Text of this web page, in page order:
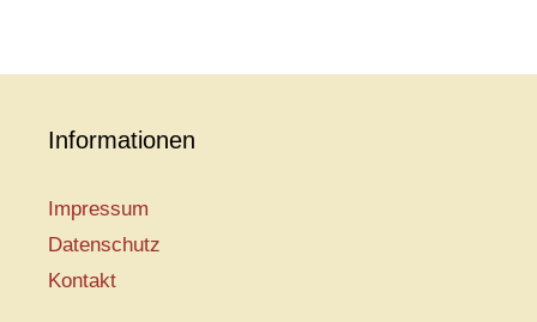
Informationen
Impressum
Datenschutz
Kontakt